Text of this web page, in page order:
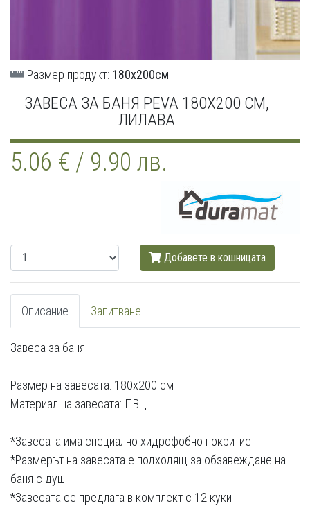
Размер продукт: 180х200см
ЗАВЕСА ЗА БАНЯ PEVA 180Х200 СМ,
ЛИЛАВА
5.06 € / 9.90 лв.
Добавете в кошницата
Описание Запитване
Завеса за баня
Размер на завесата: 180х200 см
Материал на завесата: ПВЦ
*Завесата има специално хидрофобно покритие
*Размерът на завесата е подходящ за обзавеждане на
баня с душ
*Завесата се предлага в комплект с 12 куки